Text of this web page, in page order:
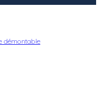
démontable